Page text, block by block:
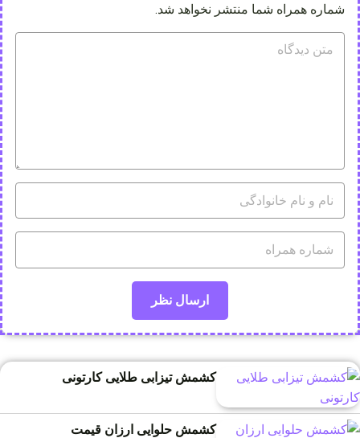
شماره همراه شما منتشر نخواهد شد.
کشمش تیزابی طلایی کارتونی
کشمش حلوایی ارزان قیمت